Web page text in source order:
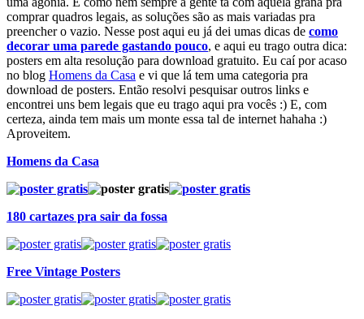
comprar quadros legais, as soluções são as mais variadas pra
preencher o vazio. Nesse post aqui eu já dei umas dicas de como
decorar uma parede gastando pouco, e aqui eu trago outra dica:
posters em alta resolução para download gratuito. Eu caí por acaso
no blog Homens da Casa e vi que lá tem uma categoria pra
download de posters. Então resolvi pesquisar outros links e
encontrei uns bem legais que eu trago aqui pra vocês :) E, com
certeza, ainda tem mais um monte essa tal de internet hahaha :)
Aproveitem.
Homens da Casa
180 cartazes pra sair da fossa
Free Vintage Posters